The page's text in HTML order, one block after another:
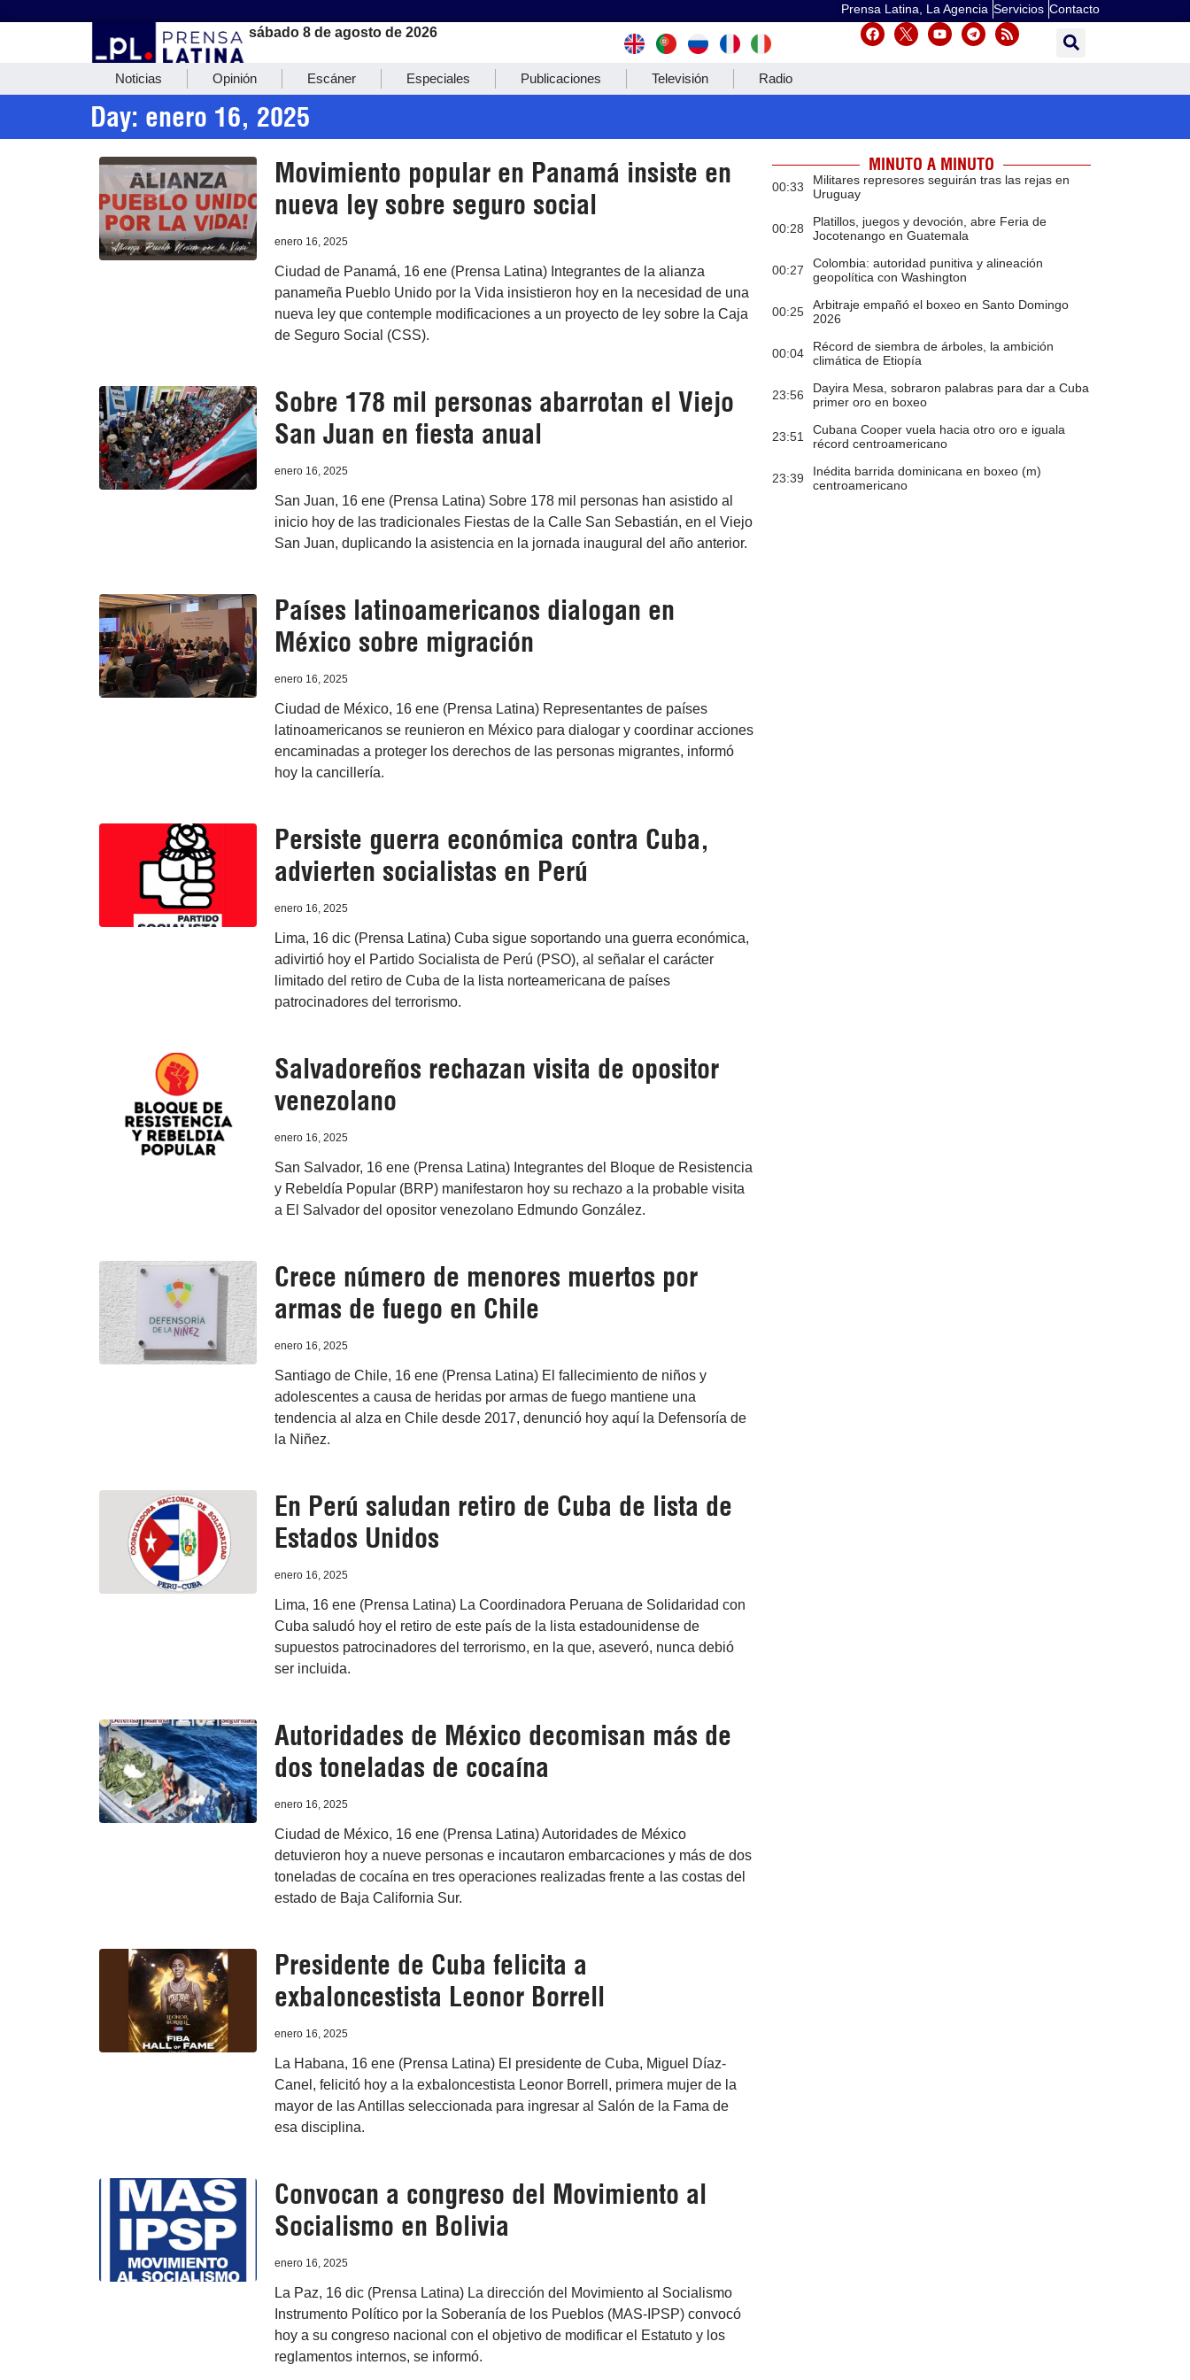
Prensa Latina, La Agencia Servicios Contacto
sábado 8 de agosto de 2026
Noticias Opinión Escáner Especiales Publicaciones Televisión Radio
Day: enero 16, 2025
Movimiento popular en Panamá insiste en
nueva ley sobre seguro social
enero 16, 2025
Ciudad de Panamá, 16 ene (Prensa Latina) Integrantes de la alianza
panameña Pueblo Unido por la Vida insistieron hoy en la necesidad de una
nueva ley que contemple modificaciones a un proyecto de ley sobre la Caja
de Seguro Social (CSS).
Sobre 178 mil personas abarrotan el Viejo
San Juan en fiesta anual
enero 16, 2025
San Juan, 16 ene (Prensa Latina) Sobre 178 mil personas han asistido al
inicio hoy de las tradicionales Fiestas de la Calle San Sebastián, en el Viejo
San Juan, duplicando la asistencia en la jornada inaugural del año anterior.
Países latinoamericanos dialogan en
México sobre migración
enero 16, 2025
Ciudad de México, 16 ene (Prensa Latina) Representantes de países
latinoamericanos se reunieron en México para dialogar y coordinar acciones
encaminadas a proteger los derechos de las personas migrantes, informó
hoy la cancillería.
Persiste guerra económica contra Cuba,
advierten socialistas en Perú
enero 16, 2025
Lima, 16 dic (Prensa Latina) Cuba sigue soportando una guerra económica,
adivirtió hoy el Partido Socialista de Perú (PSO), al señalar el carácter
limitado del retiro de Cuba de la lista norteamericana de países
patrocinadores del terrorismo.
Salvadoreños rechazan visita de opositor
venezolano
enero 16, 2025
San Salvador, 16 ene (Prensa Latina) Integrantes del Bloque de Resistencia
y Rebeldía Popular (BRP) manifestaron hoy su rechazo a la probable visita
a El Salvador del opositor venezolano Edmundo González.
Crece número de menores muertos por
armas de fuego en Chile
enero 16, 2025
Santiago de Chile, 16 ene (Prensa Latina) El fallecimiento de niños y
adolescentes a causa de heridas por armas de fuego mantiene una
tendencia al alza en Chile desde 2017, denunció hoy aquí la Defensoría de
la Niñez.
En Perú saludan retiro de Cuba de lista de
Estados Unidos
enero 16, 2025
Lima, 16 ene (Prensa Latina) La Coordinadora Peruana de Solidaridad con
Cuba saludó hoy el retiro de este país de la lista estadounidense de
supuestos patrocinadores del terrorismo, en la que, aseveró, nunca debió
ser incluida.
Autoridades de México decomisan más de
dos toneladas de cocaína
enero 16, 2025
Ciudad de México, 16 ene (Prensa Latina) Autoridades de México
detuvieron hoy a nueve personas e incautaron embarcaciones y más de dos
toneladas de cocaína en tres operaciones realizadas frente a las costas del
estado de Baja California Sur.
Presidente de Cuba felicita a
exbaloncestista Leonor Borrell
enero 16, 2025
La Habana, 16 ene (Prensa Latina) El presidente de Cuba, Miguel Díaz-
Canel, felicitó hoy a la exbaloncestista Leonor Borrell, primera mujer de la
mayor de las Antillas seleccionada para ingresar al Salón de la Fama de
esa disciplina.
Convocan a congreso del Movimiento al
Socialismo en Bolivia
enero 16, 2025
La Paz, 16 dic (Prensa Latina) La dirección del Movimiento al Socialismo
Instrumento Político por la Soberanía de los Pueblos (MAS-IPSP) convocó
hoy a su congreso nacional con el objetivo de modificar el Estatuto y los
reglamentos internos, se informó.
MINUTO A MINUTO
00:33
Militares represores seguirán tras las rejas en
Uruguay
00:28
Platillos, juegos y devoción, abre Feria de
Jocotenango en Guatemala
00:27
Colombia: autoridad punitiva y alineación
geopolítica con Washington
00:25
Arbitraje empañó el boxeo en Santo Domingo
2026
00:04
Récord de siembra de árboles, la ambición
climática de Etiopía
23:56
Dayira Mesa, sobraron palabras para dar a Cuba
primer oro en boxeo
23:51
Cubana Cooper vuela hacia otro oro e iguala
récord centroamericano
23:39
Inédita barrida dominicana en boxeo (m)
centroamericano